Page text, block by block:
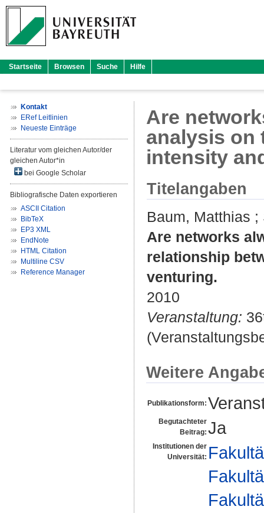
Startseite Browsen Suche Hilfe
Kontakt
ERef Leitlinien
Neueste Einträge
Literatur vom gleichen Autor/der
gleichen Autor*in
bei Google Scholar
Bibliografische Daten exportieren
ASCII Citation
BibTeX
EP3 XML
EndNote
HTML Citation
Multiline CSV
Reference Manager
Are
analysis on
intensity
Titelangaben
Baum, Matthias ;
Are networks
relationship
venturing.
2010
Veranstaltung:
Weitere
Publikationsform:
Begutachteter
Beitrag: Ja
Institutionen der
Universität: